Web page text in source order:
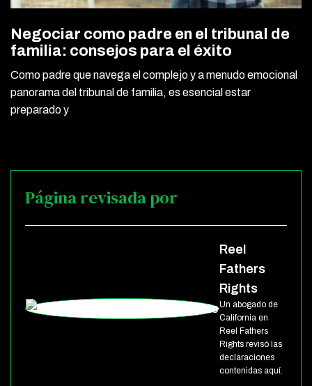
Negociar como padre en el tribunal de
familia: consejos para el éxito
Como padre que navega el complejo y a menudo emocional
panorama del tribunal de familia, es esencial estar
preparado y
Página revisada por
Reel
Fathers
Rights
Un abogado de
California en
Reel Fathers
Rights revisó las
declaraciones
contenidas aquí.